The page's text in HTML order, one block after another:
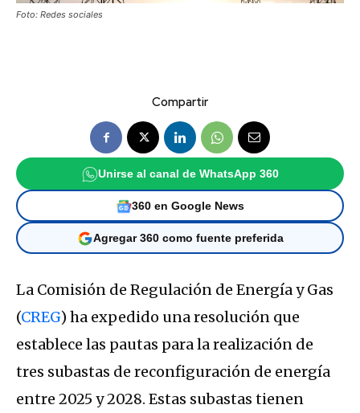
Foto: Redes sociales
Compartir
Unirse al canal de WhatsApp 360
360 en Google News
Agregar 360 como fuente preferida
La Comisión de Regulación de Energía y Gas
(CREG) ha expedido una resolución que
establece las pautas para la realización de
tres subastas de reconfiguración de energía
entre 2025 y 2028. Estas subastas tienen